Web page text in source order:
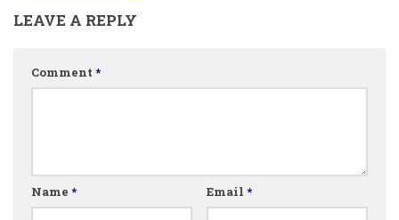
LEAVE A REPLY
Comment *
Name * Email *